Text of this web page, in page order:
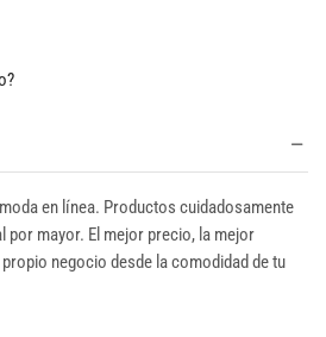
en línea. Productos cuidadosamente
por mayor. El mejor precio, la mejor
negocio desde la comodidad de tu